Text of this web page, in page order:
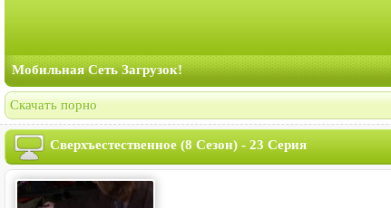
Мобильная Сеть Загрузок!
Скачать порно
Сверхъестественное (8 Сезон) - 23 Серия